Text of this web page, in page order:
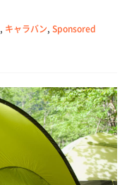
, キャラバン, Sponsored